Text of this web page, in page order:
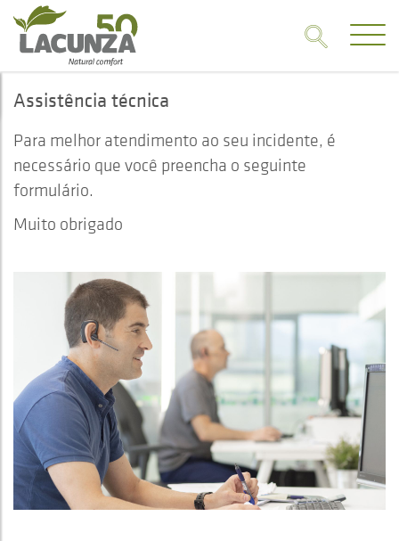
Assistência técnica
Para melhor atendimento ao seu incidente, é
necessário que você preencha o seguinte
formulário.
Muito obrigado